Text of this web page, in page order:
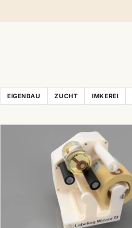
EIGENBAU ZUCHT IMKEREI